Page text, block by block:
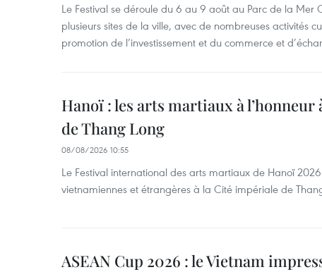
Le Festival se déroule du 6 au 9 août au Parc de la Mer
plusieurs sites de la ville, avec de nombreuses activités
promotion de l’investissement et du commerce et
Hanoï : les arts martiaux à
de Thang Long
08/08/2026 10:55
Le Festival international des arts martiaux de Hanoï
vietnamiennes et étrangères à la Cité impériale de
ASEAN Cup 2026 : le Vietnam